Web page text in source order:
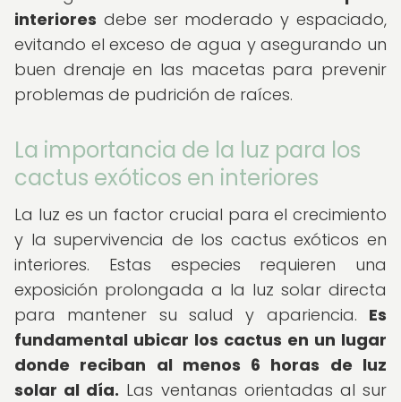
interiores debe ser moderado y espaciado,
evitando el exceso de agua y asegurando un
buen drenaje en las macetas para prevenir
problemas de pudrición de raíces.
La importancia de la luz para los
cactus exóticos en interiores
La luz es un factor crucial para el crecimiento
y la supervivencia de los cactus exóticos en
interiores. Estas especies requieren una
exposición prolongada a la luz solar directa
para mantener su salud y apariencia. Es
fundamental ubicar los cactus en un lugar
donde reciban al menos 6 horas de luz
solar al día. Las ventanas orientadas al sur